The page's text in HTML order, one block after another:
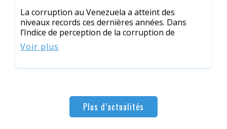
La corruption au Venezuela a atteint des
niveaux records ces dernières années. Dans
l’Indice de perception de la corruption de
Voir plus
Plus d’actualités